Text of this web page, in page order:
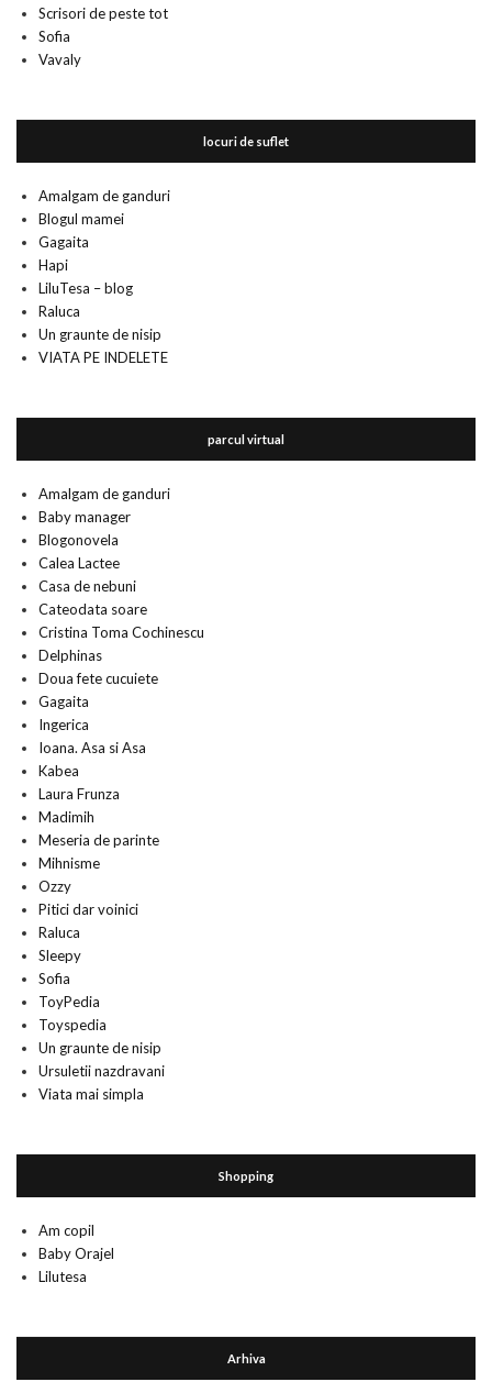
Scrisori de peste tot
Sofia
Vavaly
locuri de suflet
Amalgam de ganduri
Blogul mamei
Gagaita
Hapi
LiluTesa – blog
Raluca
Un graunte de nisip
VIATA PE INDELETE
parcul virtual
Amalgam de ganduri
Baby manager
Blogonovela
Calea Lactee
Casa de nebuni
Cateodata soare
Cristina Toma Cochinescu
Delphinas
Doua fete cucuiete
Gagaita
Ingerica
Ioana. Asa si Asa
Kabea
Laura Frunza
Madimih
Meseria de parinte
Mihnisme
Ozzy
Pitici dar voinici
Raluca
Sleepy
Sofia
ToyPedia
Toyspedia
Un graunte de nisip
Ursuletii nazdravani
Viata mai simpla
Shopping
Am copil
Baby Orajel
Lilutesa
Arhiva